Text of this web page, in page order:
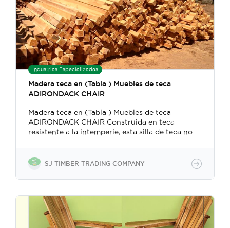
Industrias Especializadas
Madera teca en (Tabla ) Muebles de teca
ADIRONDACK CHAIR
Madera teca en (Tabla ) Muebles de teca
ADIRONDACK CHAIR Construida en teca
resistente a la intemperie, esta silla de teca no
interiores o exteriores, el diseño ergonómico
un respaldo alto que hace que sentarse en la
SJ TIMBER TRADING COMPANY